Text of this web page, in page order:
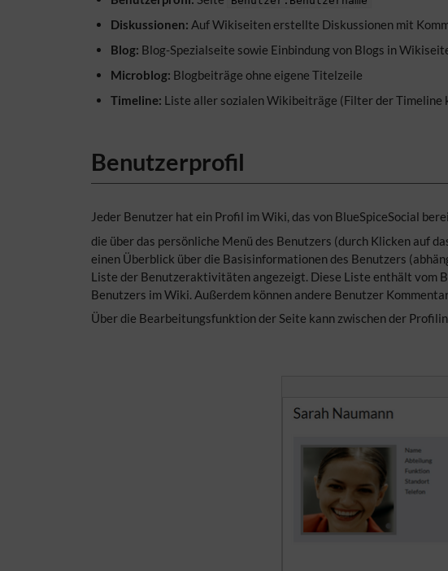
Diskussionen: Auf Wikiseiten erstellte Diskussionen mit
Blog: Blog-Spezialseite sowie Einbindung von Blogs in
Microblog: Blogbeiträge ohne eigene Titelzeile
Timeline: Liste aller sozialen Wikibeiträge (Filter der
Benutzerprofil
Jeder Benutzer hat ein Profil im Wiki, das von BlueSpiceSocial
die über das persönliche Menü des Benutzers (durch Klicken auf
einen Überblick über die Basisinformationen des Benutzers
Liste der Benutzeraktivitäten angezeigt. Diese Liste enthält vom
Benutzers im Wiki. Außerdem können andere Benutzer
Über die Bearbeitungsfunktion der Seite kann zwischen der